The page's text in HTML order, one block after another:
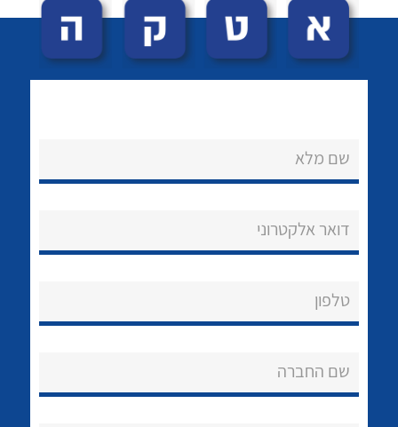
הצוות שלנו
שירותי תמיכה
לכל מוצרי היצרן לכל מוצרי היצרן
שם מלא
דואר אלקטרוני
טלפון
שם החברה